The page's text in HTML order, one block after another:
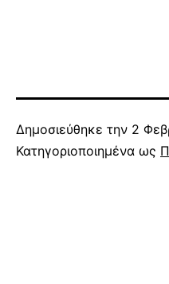
Δημοσιεύθηκε την 2
Κατηγοριοποιημένα ως